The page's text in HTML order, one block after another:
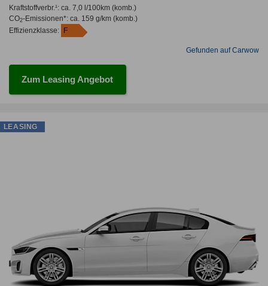
Kraftstoffverbr.¹: ca. 7,0 l/100km(komb.)
CO2-Emissionen*: ca. 159 g/km(komb.)
Effizienzklasse: F
Gefunden auf Carwow
Zum Leasing Angebot
LEASING